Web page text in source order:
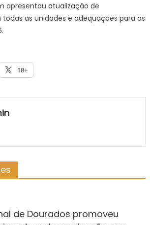
apresentou atualização de
as unidades e adequações para as
18+
de Dourados promoveu